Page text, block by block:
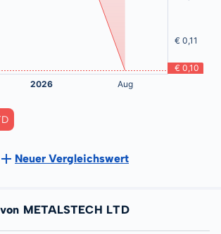
Neuer Vergleichswert
METALSTECH LTD